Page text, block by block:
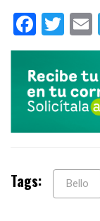
Tags: Bello